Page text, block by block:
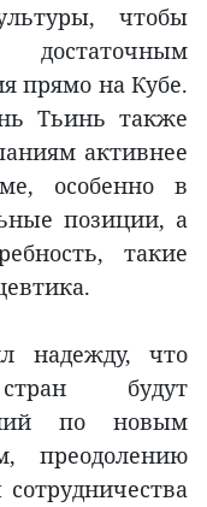
чтобы
прямо на Кубе.
Тьинь также
активнее
особенно в
позиции, а
такие
надежду, что
будут
по новым
преодолению